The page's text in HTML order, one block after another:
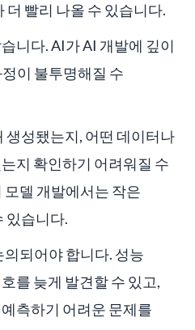
더 빨리 나올 수 있습니다.
니다. AI가 AI 개발에 깊이
이 불투명해질 수
생성됐는지, 어떤 데이터나
지 확인하기 어려워질 수
델 개발에서는 작은
있습니다.
의되어야 합니다. 성능
를 늦게 발견할 수 있고,
측하기 어려운 문제를